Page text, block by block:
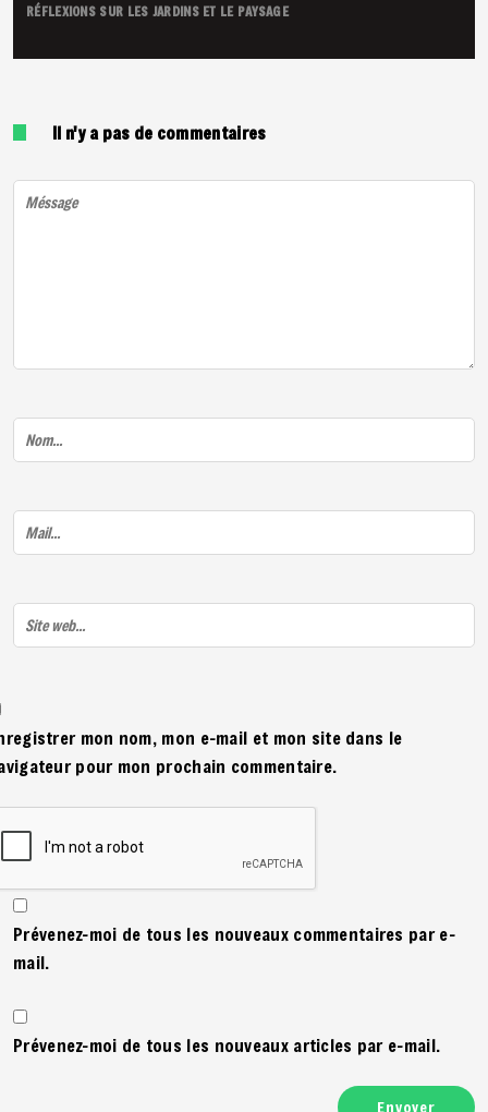
RÉFLEXIONS SUR LES JARDINS ET LE PAYSAGE
Il n'y a pas de commentaires
mon nom, mon e-mail et mon site dans le
pour mon prochain commentaire.
Prévenez-moi de tous les nouveaux commentaires par e-
mail.
Prévenez-moi de tous les nouveaux articles par e-mail.